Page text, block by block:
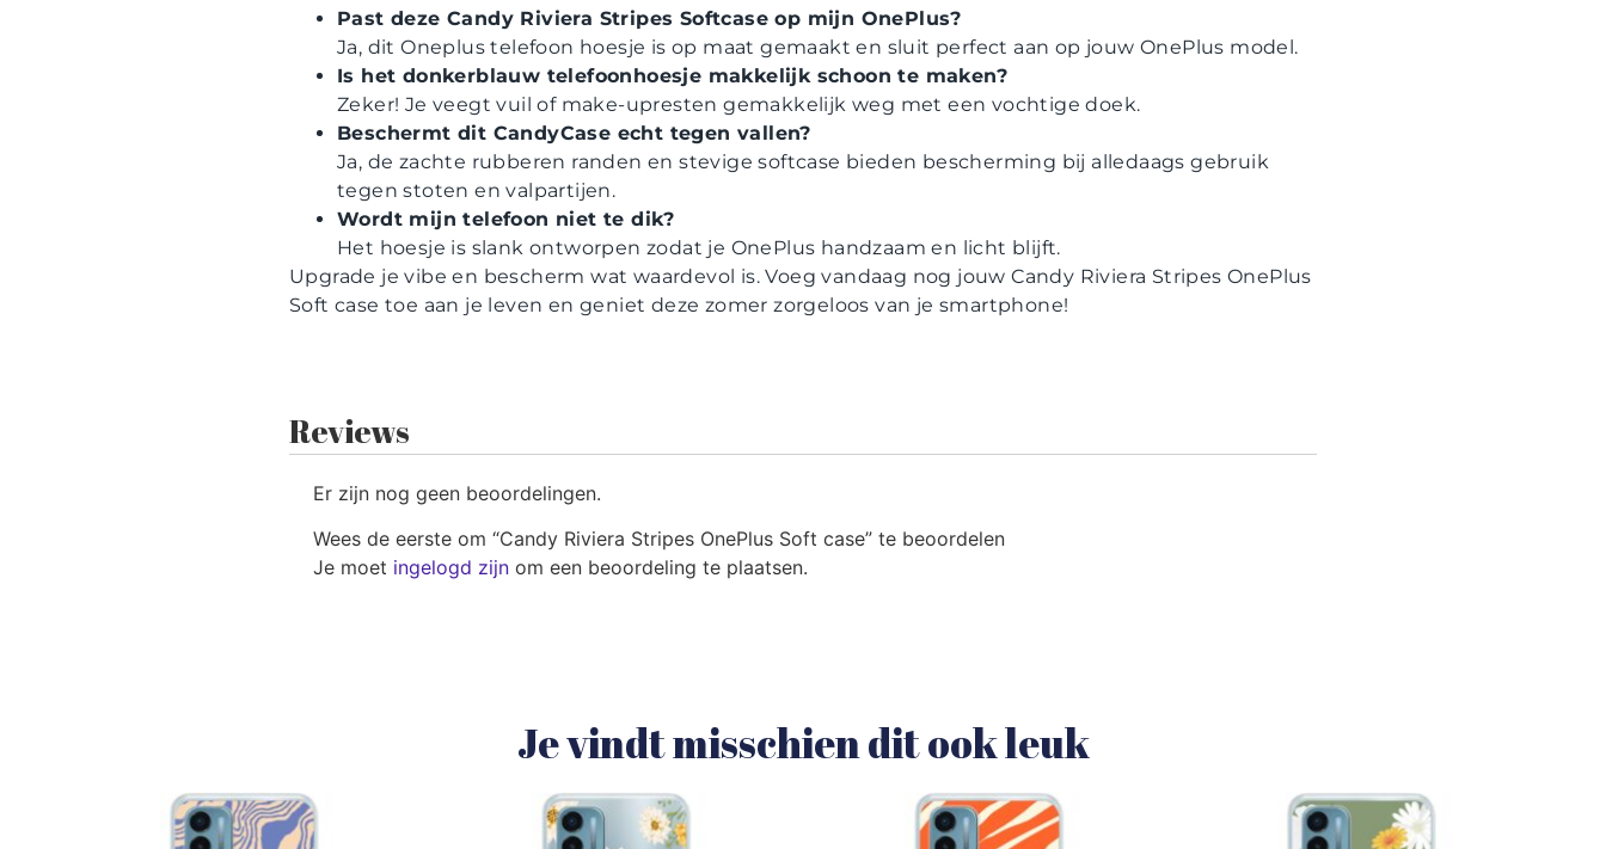
Past deze Candy Riviera Stripes Softcase op mijn OnePlus?
Ja, dit Oneplus telefoon hoesje is op maat gemaakt en sluit perfect aan op jouw OnePlus model.
Is het donkerblauw telefoonhoesje makkelijk schoon te maken?
Zeker! Je veegt vuil of make-upresten gemakkelijk weg met een vochtige doek.
Beschermt dit CandyCase echt tegen vallen?
Ja, de zachte rubberen randen en stevige softcase bieden bescherming bij alledaags gebruik
tegen stoten en valpartijen.
Wordt mijn telefoon niet te dik?
Het hoesje is slank ontworpen zodat je OnePlus handzaam en licht blijft.
Upgrade je vibe en bescherm wat waardevol is. Voeg vandaag nog jouw Candy Riviera Stripes OnePlus
Soft case toe aan je leven en geniet deze zomer zorgeloos van je smartphone!
Reviews
Er zijn nog geen beoordelingen.
Wees de eerste om “Candy Riviera Stripes OnePlus Soft case” te beoordelen
Je moet ingelogd zijn om een beoordeling te plaatsen.
Je vindt misschien dit ook leuk